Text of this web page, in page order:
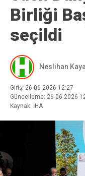
Birliği
seçildi
Neslihan Kaya
Giriş: 26-06-2026 12:27
Güncelleme: 26-06-2026
Kaynak: İHA